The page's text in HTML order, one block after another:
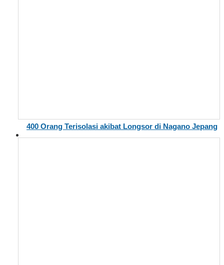
400 Orang Terisolasi akibat Longsor di Nagano Jepang